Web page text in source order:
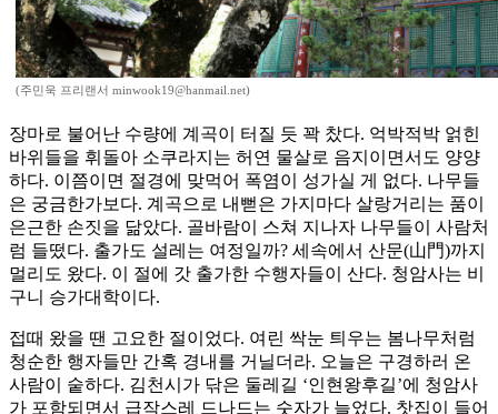
(주민욱 프리랜서 minwook19@hanmail.net)
장마로 불어난 수량에 계곡이 터질 듯 꽉 찼다. 억박적박 얽힌
바위들을 휘돌아 소쿠라지는 허연 물살로 음지이면서도 양양
하다. 이쯤이면 절경에 맞먹어 폭염이 성가실 게 없다. 나무들
은 궁금한가보다. 계곡으로 내뻗은 가지마다 살랑거리는 품이
은근한 손짓을 닮았다. 골바람이 스쳐 지나자 나무들이 사람처
럼 들떴다. 출가도 설레는 여정일까? 세속에서 산문(山門)까지
멀리도 왔다. 이 절에 갓 출가한 수행자들이 산다. 청암사는 비
구니 승가대학이다.
접때 왔을 땐 고요한 절이었다. 여린 싹눈 틔우는 봄나무처럼
청순한 행자들만 간혹 경내를 거닐더라. 오늘은 구경하러 온
사람이 숱하다. 김천시가 닦은 둘레길 ‘인현왕후길’에 청암사
가 포함되면서 급작스레 드나드는 숫자가 늘었다. 찻집이 들어